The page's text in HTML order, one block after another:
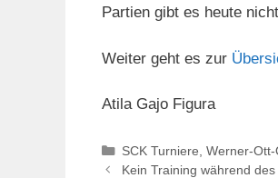
Partien gibt es heute
Weiter geht es zur
Atila Gajo Figura
Kategorien
SCK Turniere Werner-
Kein Training während